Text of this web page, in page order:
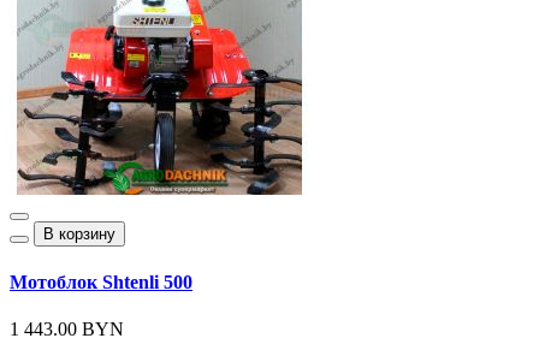
В корзину
Мотоблок Shtenli 500
1 443.00 BYN